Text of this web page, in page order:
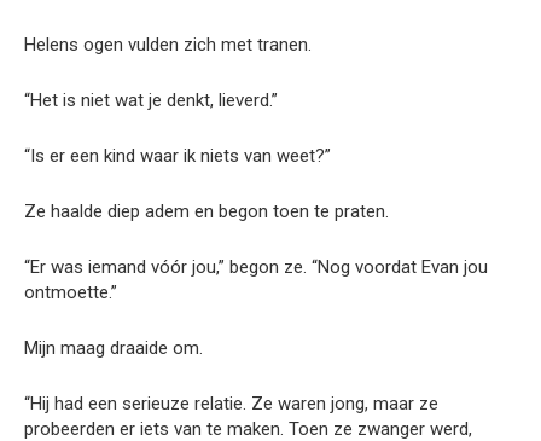
Helens ogen vulden zich met tranen.
“Het is niet wat je denkt, lieverd.”
“Is er een kind waar ik niets van weet?”
Ze haalde diep adem en begon toen te praten.
“Er was iemand vóór jou,” begon ze. “Nog voordat Evan jou
ontmoette.”
Mijn maag draaide om.
“Hij had een serieuze relatie. Ze waren jong, maar ze
probeerden er iets van te maken. Toen ze zwanger werd,